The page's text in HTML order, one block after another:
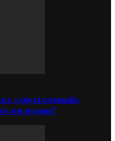
«двухголовый»
он нужен?